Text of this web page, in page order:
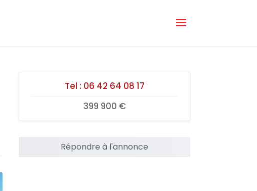
Tel : 06 42 64 08 17
399 900 €
Répondre à l'annonce